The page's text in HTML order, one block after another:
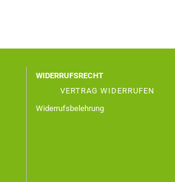
WIDERRUFSRECHT
VERTRAG WIDERRUFEN
Widerrufsbelehrung